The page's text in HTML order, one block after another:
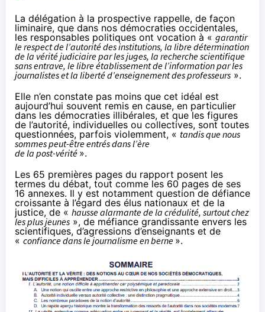
La délégation à la prospective rappelle, de façon
liminaire, que dans nos démocraties occidentales,
les responsables politiques ont vocation à « garantir
le respect de l’autorité des institutions, la libre détermination
de la vérité judiciaire par les juges, la recherche scientifique
sans entrave, le libre établissement de l’information par les
journalistes et la liberté d’enseignement des professeurs ».
Elle n’en constate pas moins que cet idéal est
aujourd’hui souvent remis en cause, en particulier
dans les démocraties illibérales, et que les figures
de l’autorité, individuelles ou collectives, sont toutes
questionnées, parfois violemment, « tandis que nous
sommes peut-être entrés dans l’ère
de la post-vérité ».
Les 65 premières pages du rapport posent les
termes du débat, tout comme les 60 pages de ses
16 annexes. Il y est notamment question de défiance
croissante à l’égard des élus nationaux et de la
justice, de « hausse alarmante de la crédulité, surtout chez
les plus jeunes », de méfiance grandissante envers les
scientifiques, d’agressions d’enseignants et de
« confiance dans le journalisme en berne ».